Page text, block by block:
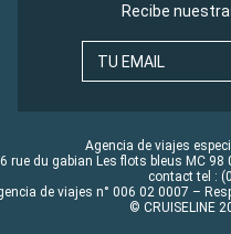
Recibe
TU EMAIL
Agencia de viajes
rue du gabian Les flots bleus MC
contact tel :
de viajes n° 006 02 0007 –
© CRUISELINE